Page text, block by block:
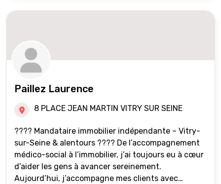
Paillez Laurence
8 PLACE JEAN MARTIN VITRY SUR SEINE
???? Mandataire immobilier indépendante – Vitry-
sur-Seine & alentours ???? De l’accompagnement
médico-social à l’immobilier, j’ai toujours eu à cœur
d’aider les gens à avancer sereinement.
Aujourd’hui, j’accompagne mes clients avec